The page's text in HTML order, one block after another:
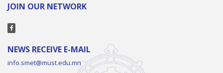
JOIN OUR NETWORK
NEWS RECEIVE E-MAIL
info.smet@must.edu.mn